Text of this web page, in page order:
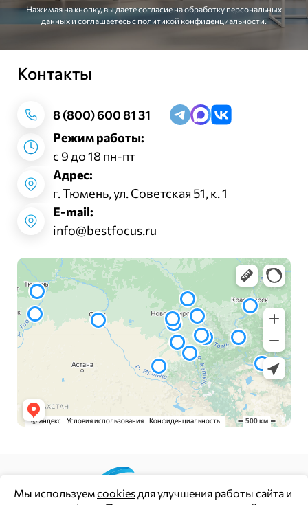
Нажимая на кнопку, вы даете согласие на обработку персональных
данных и соглашаетесь c политикой конфиденциальности.
Контакты
8 (800) 600 81 31
Режим работы:
с 9 до 18 пн-пт
Адрес:
г. Тюмень, ул. Советская 51, к. 1
E-mail:
info@bestfocus.ru
Мы используемcookies для улучшения работы сайта и